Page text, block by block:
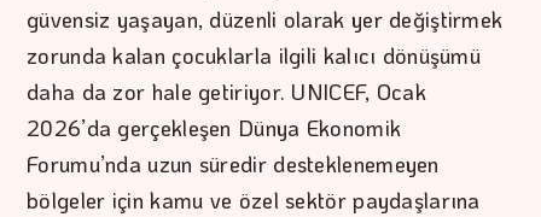
güvensiz yaşayan, düzenli olarak yer değiştirmek
zorunda kalan çocuklarla ilgili kalıcı dönüşümü
daha da zor hale getiriyor. UNICEF, Ocak
2026’da gerçekleşen Dünya Ekonomik
Forumu’nda uzun süredir desteklenemeyen
bölgeler için kamu ve özel sektör paydaşlarına